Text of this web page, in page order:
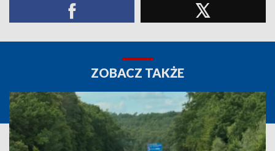
ZOBACZ TAKŻE